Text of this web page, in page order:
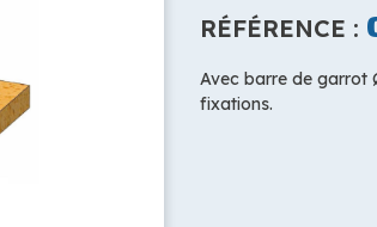
RÉFÉRENCE :
Avec barre de garrot
fixations.